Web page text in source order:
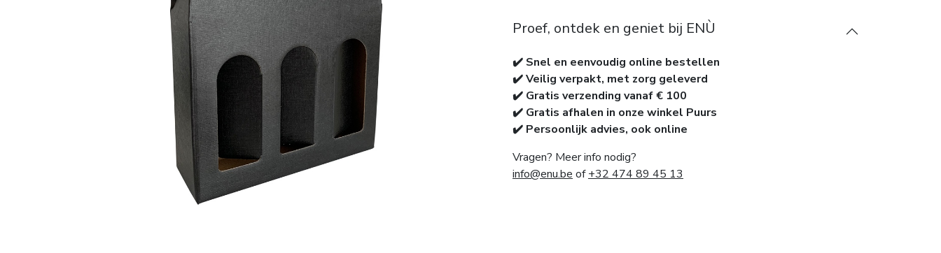
Proef, ontdek en geniet bij ENÙ
✔️ Snel en eenvoudig online bestellen
✔️ Veilig verpakt, met zorg geleverd
✔️ Gratis verzending vanaf € 100
✔️ Gratis afhalen in onze winkel Puurs
✔️ Persoonlijk advies, ook online
Vragen? Meer info nodig?
info@enu.be of+32 474 89 45 13